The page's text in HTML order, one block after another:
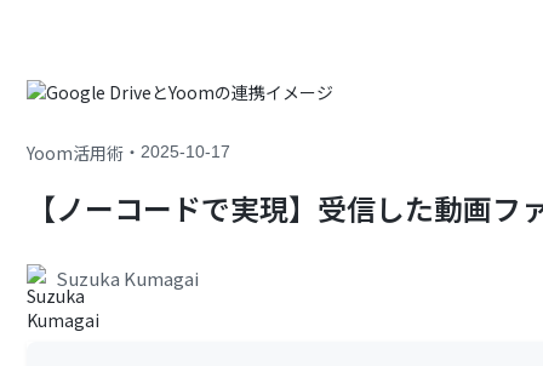
Yoom活用術 ・2025-10-17
【ノーコードで実現】受信した動画
Suzuka Kumagai